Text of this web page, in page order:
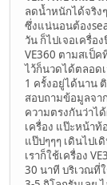
ลดน้ำหนักได้จริง
ซึ่งแน่นอนต้อง
วัน ก็ไปเจอเครื่
VE360 ตามสเป็
ไว้ก็นวดได้ตลอด
1 ครั้งอยู่ได้นาน
สอบถามข้อมูลจา
ความตรงกันว่าไ
เครื่อง แป๊ะหน้าท้
แป๊ปๆๆๆ เดินไป
เราก็ใช้เครื่อง
30 นาที บริเวณที่